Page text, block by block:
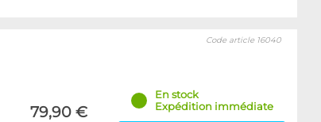
79,90 €
Code article 16040
En stock
Expédition immédiate